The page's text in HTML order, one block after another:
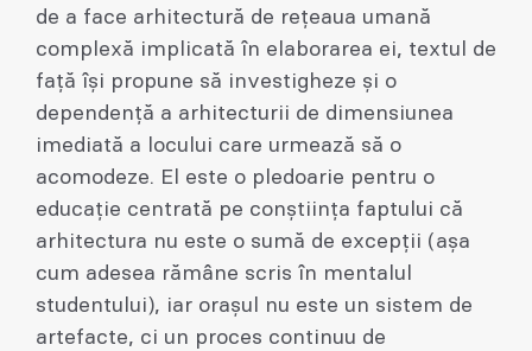
de a face arhitectură de reţeaua umană
complexă implicată în elaborarea ei, textul de
faţă îşi propune să investigheze şi o
dependenţă a arhitecturii de dimensiunea
imediată a locului care urmează să o
acomodeze. El este o pledoarie pentru o
educaţie centrată pe conştiinţa faptului că
arhitectura nu este o sumă de excepţii (aşa
cum adesea rămâne scris în mentalul
studentului), iar oraşul nu este un sistem de
artefacte, ci un proces continuu de